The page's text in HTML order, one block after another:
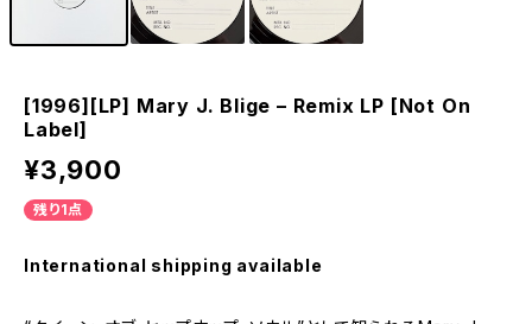
[1996][LP] Mary J. Blige – Remix LP [Not On
Label]
¥3,900
残り1点
International shipping available